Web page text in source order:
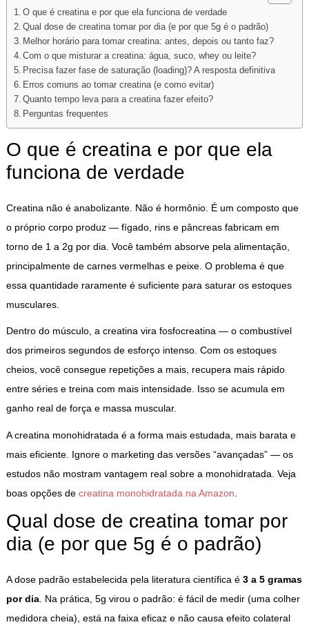
O que é creatina e por que ela funciona de verdade
Qual dose de creatina tomar por dia (e por que 5g é o padrão)
Melhor horário para tomar creatina: antes, depois ou tanto faz?
Com o que misturar a creatina: água, suco, whey ou leite?
Precisa fazer fase de saturação (loading)? A resposta definitiva
Erros comuns ao tomar creatina (e como evitar)
Quanto tempo leva para a creatina fazer efeito?
Perguntas frequentes
O que é creatina e por que ela
funciona de verdade
Creatina não é anabolizante. Não é hormônio. É um composto que
o próprio corpo produz — fígado, rins e pâncreas fabricam em
torno de 1 a 2g por dia. Você também absorve pela alimentação,
principalmente de carnes vermelhas e peixe. O problema é que
essa quantidade raramente é suficiente para saturar os estoques
musculares.
Dentro do músculo, a creatina vira fosfocreatina — o combustível
dos primeiros segundos de esforço intenso. Com os estoques
cheios, você consegue repetições a mais, recupera mais rápido
entre séries e treina com mais intensidade. Isso se acumula em
ganho real de força e massa muscular.
A creatina monohidratada é a forma mais estudada, mais barata e
mais eficiente. Ignore o marketing das versões “avançadas” — os
estudos não mostram vantagem real sobre a monohidratada. Veja
boas opções de creatina monohidratada na Amazon
Qual dose de creatina tomar por
dia (e por que 5g é o padrão)
A dose padrão estabelecida pela literatura científica é 3 a 5 gramas
por dia. Na prática, 5g virou o padrão: é fácil de medir (uma colher
medidora cheia), está na faixa eficaz e não causa efeito colateral